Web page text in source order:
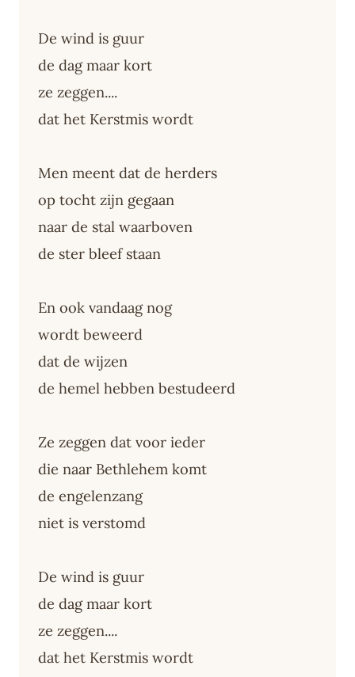
De wind is guur
de dag maar kort
ze zeggen....
dat het Kerstmis wordt
Men meent dat de herders
op tocht zijn gegaan
naar de stal waarboven
de ster bleef staan
En ook vandaag nog
wordt beweerd
dat de wijzen
de hemel hebben bestudeerd
Ze zeggen dat voor ieder
die naar Bethlehem komt
de engelenzang
niet is verstomd
De wind is guur
de dag maar kort
ze zeggen....
dat het Kerstmis wordt